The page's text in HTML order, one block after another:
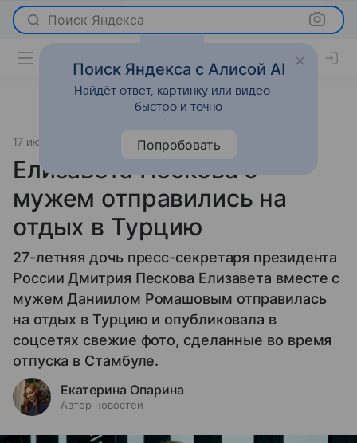
Поиск Яндекса
17 июля 2025 Светская жизнь
Елизавета Пескова с
мужем отправились на
отдых в Турцию
27-летняя дочь пресс-секретаря президента
России Дмитрия Пескова Елизавета вместе с
мужем Даниилом Ромашовым отправилась
на отдых в Турцию и опубликовала в
соцсетях свежие фото, сделанные во время
отпуска в Стамбуле.
Екатерина Опарина
Автор новостей
Поиск Яндекса с Алисой AI
Найдёт ответ, картинку или видео —
быстро и точно
Попробовать